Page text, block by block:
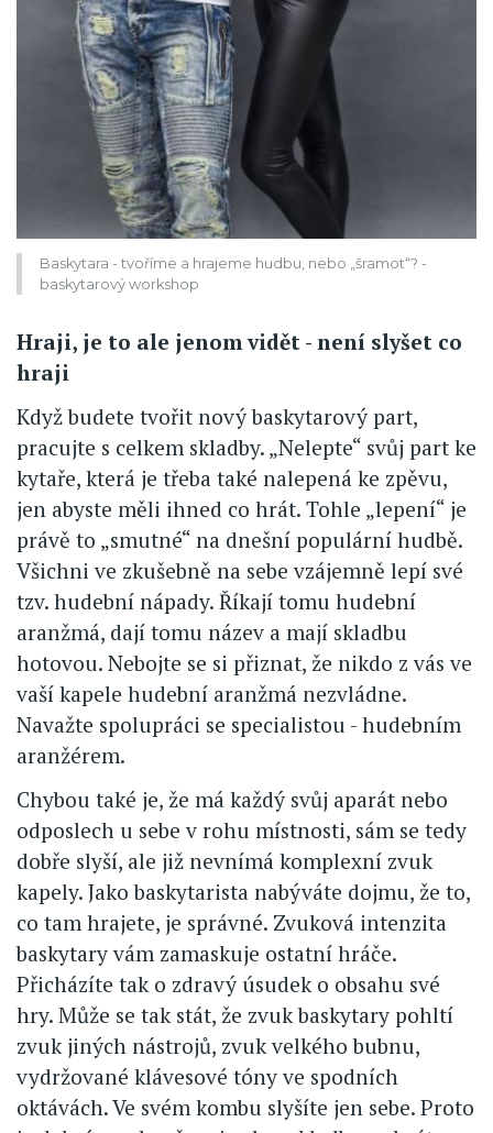
Baskytara - tvoříme a hrajeme hudbu, nebo „šramot“? -
baskytarový workshop
Hraji, je to ale jenom vidět - není slyšet co
hraji
Když budete tvořit nový baskytarový part,
pracujte s celkem skladby. „Nelepte“ svůj part ke
kytaře, která je třeba také nalepená ke zpěvu,
jen abyste měli ihned co hrát. Tohle „lepení“ je
právě to „smutné“ na dnešní populární hudbě.
Všichni ve zkušebně na sebe vzájemně lepí své
tzv. hudební nápady. Říkají tomu hudební
aranžmá, dají tomu název a mají skladbu
hotovou. Nebojte se si přiznat, že nikdo z vás ve
vaší kapele hudební aranžmá nezvládne.
Navažte spolupráci se specialistou - hudebním
aranžérem.
Chybou také je, že má každý svůj aparát nebo
odposlech u sebe v rohu místnosti, sám se tedy
dobře slyší, ale již nevnímá komplexní zvuk
kapely. Jako baskytarista nabýváte dojmu, že to,
co tam hrajete, je správné. Zvuková intenzita
baskytary vám zamaskuje ostatní hráče.
Přicházíte tak o zdravý úsudek o obsahu své
hry. Může se tak stát, že zvuk baskytary pohltí
zvuk jiných nástrojů, zvuk velkého bubnu,
vydržované klávesové tóny ve spodních
oktávách. Ve svém kombu slyšíte jen sebe. Proto